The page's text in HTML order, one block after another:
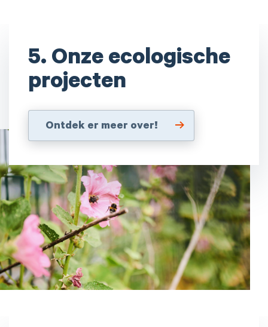
5. Onze ecologische
projecten
Ontdek er meer over!